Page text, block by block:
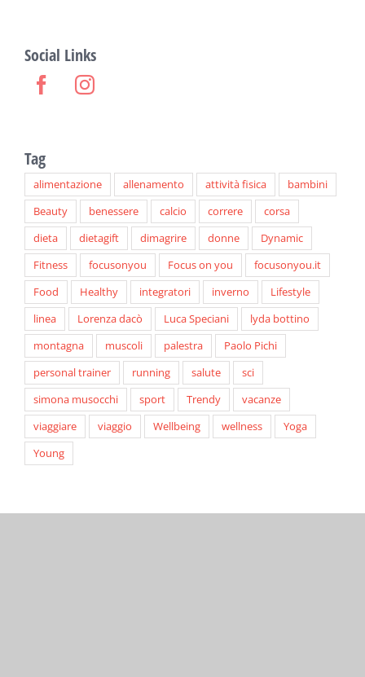
Social Links
Tag
alimentazione allenamento attività fisica
bambini
Beauty
benessere calcio correre
corsa
dieta
dietagift dimagrire donne
Dynamic
Fitness
focusonyou Focus on you
focusonyou.it
Food
Healthy integratori inverno
Lifestyle
linea
Lorenza dacò Luca Speciani
lyda bottino
montagna
muscoli palestra
Paolo Pichi
personal trainer
running salute
sci
simona musocchi
sport Trendy
vacanze
viaggiare
viaggio Wellbeing wellness
Yoga
Young